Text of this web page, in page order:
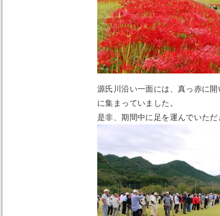
源氏川沿い一面には、真っ赤に
に集まっていました。
是非、期間中に足を運んでいた